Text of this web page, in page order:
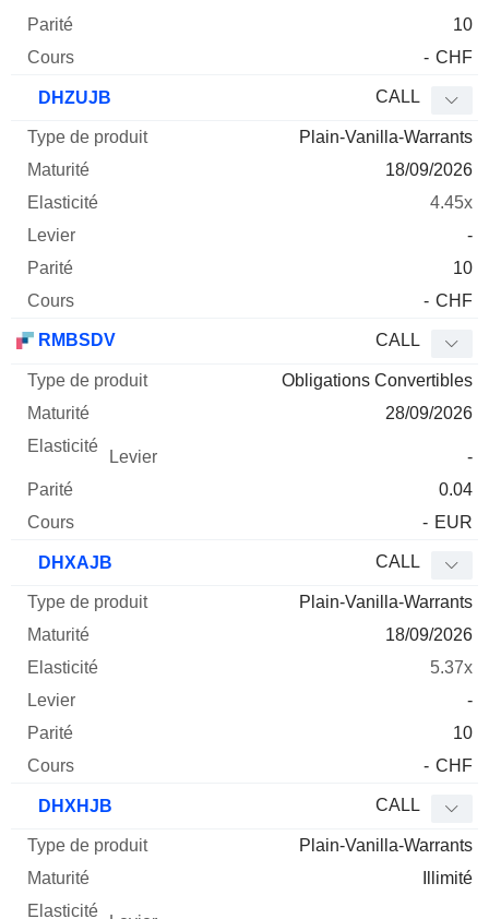
10
- CHF
DHZUJB CALL
Plain-Vanilla-Warrants
18/09/2026
4.45x
-
10
- CHF
RMBSDV CALL
Obligations Convertibles
28/09/2026
-
0.04
- EUR
DHXAJB CALL
Plain-Vanilla-Warrants
18/09/2026
5.37x
-
10
- CHF
DHXHJB CALL
Plain-Vanilla-Warrants
Illimité